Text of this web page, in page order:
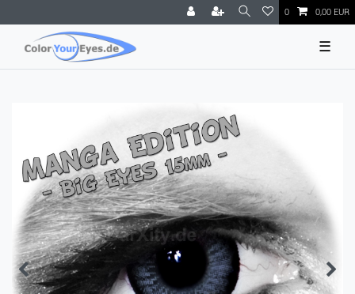
0 0,00 EUR
☰